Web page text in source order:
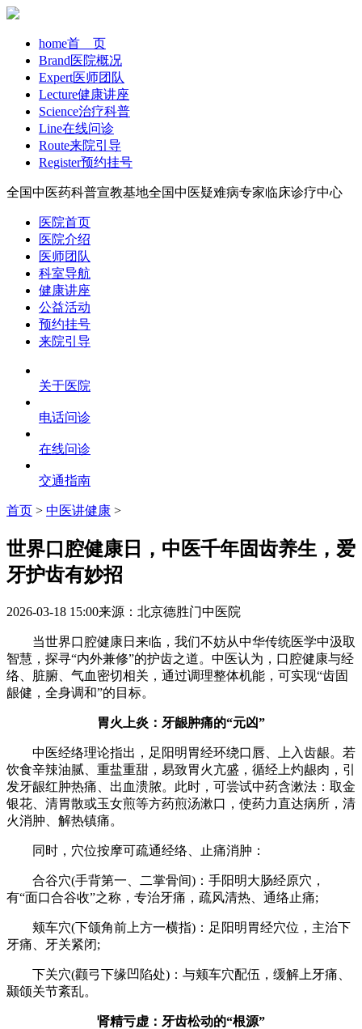
home首 页
Brand医院概况
Expert医师团队
Lecture健康讲座
Science治疗科普
Line在线问诊
Route来院引导
Register预约挂号
全国中医药科普宣教基地全国中医疑难病专家临床诊疗中心
医院首页
医院介绍
医师团队
科室导航
健康讲座
公益活动
预约挂号
来院引导
关于医院
电话问诊
在线问诊
交通指南
首页 > 中医讲健康 >
世界口腔健康日，中医千年固齿养生，爱
牙护齿有妙招
2026-03-18 15:00来源：北京德胜门中医院
当世界口腔健康日来临，我们不妨从中华传统医学中汲取
智慧，探寻“内外兼修”的护齿之道。中医认为，口腔健康与经
络、脏腑、气血密切相关，通过调理整体机能，可实现“齿固
龈健，全身调和”的目标。
胃火上炎：牙龈肿痛的“元凶”
中医经络理论指出，足阳明胃经环绕口唇、上入齿龈。若
饮食辛辣油腻、重盐重甜，易致胃火亢盛，循经上灼龈肉，引
发牙龈红肿热痛、出血溃脓。此时，可尝试中药含漱法：取金
银花、清胃散或玉女煎等方药煎汤漱口，使药力直达病所，清
火消肿、解热镇痛。
同时，穴位按摩可疏通经络、止痛消肿：
合谷穴(手背第一、二掌骨间)：手阳明大肠经原穴，
有“面口合谷收”之称，专治牙痛，疏风清热、通络止痛;
颊车穴(下颌角前上方一横指)：足阳明胃经穴位，主治下
牙痛、牙关紧闭;
下关穴(颧弓下缘凹陷处)：与颊车穴配伍，缓解上牙痛、
颞颌关节紊乱。
肾精亏虚：牙齿松动的“根源”